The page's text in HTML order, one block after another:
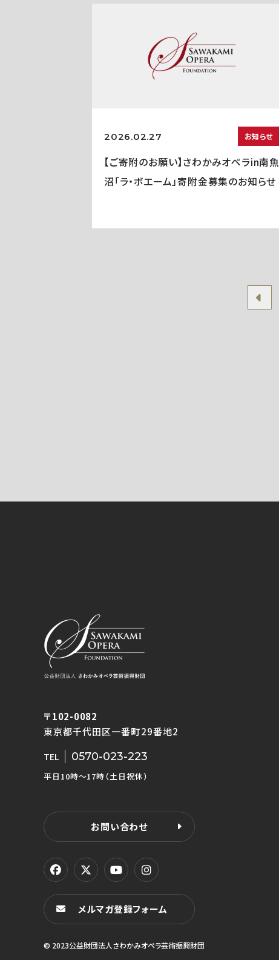
2026.02.27 お知らせ
【ご寄附のお願い】さわかみオペラin南魚
沼「ラ・ボエーム」寄附金募集のお知らせ
〒102-0082
東京都千代田区一番町29番地2
TEL 0570-023-223
平日10時〜17時（土日祝休）
お問い合わせ
メルマガ登録フォーム
© 2023公益財団法人さわかみオペラ芸術振興財団